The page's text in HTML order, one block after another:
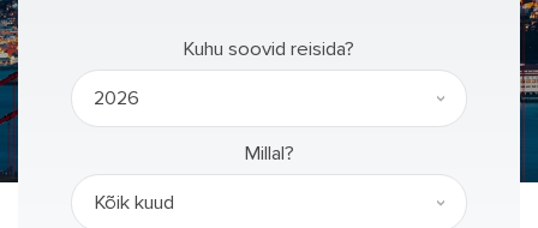
Kuhu soovid reisida?
Millal?